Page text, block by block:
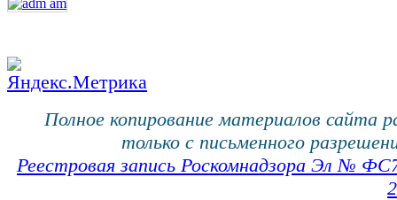
Полное копирование материалов сайта
только с письменного
Реестровая запись Роскомнадзора Эл №